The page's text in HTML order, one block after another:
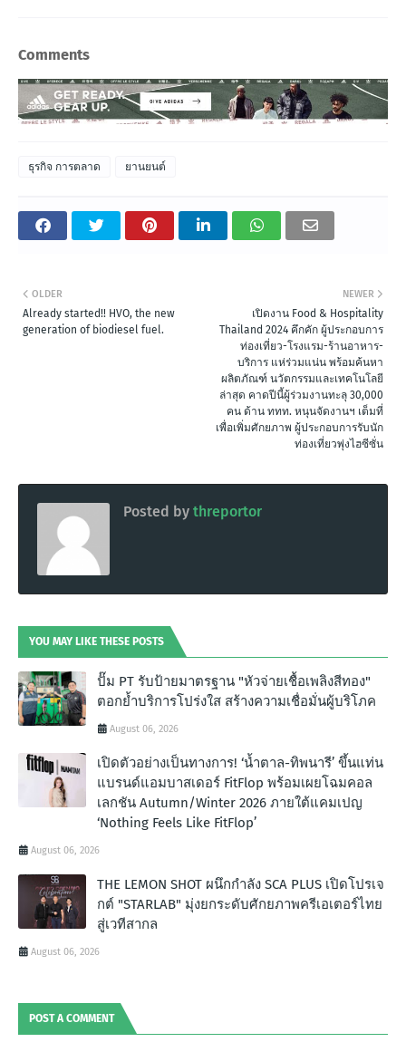
Comments
ธุรกิจ การตลาด ยานยนต์
NEWER
เปิดงาน Food & Hospitality
Thailand 2024 คึกคัก ผู้ประกอบการ
ท่องเที่ยว-โรงแรม-ร้านอาหาร-
บริการ แห่ร่วมแน่น พร้อมค้นหา
ผลิตภัณฑ์ นวัตกรรมและเทคโนโลยี
ล่าสุด คาดปีนี้ผู้ร่วมงานทะลุ 30,000
คน ด้าน ททท. หนุนจัดงานฯ เต็มที่
เพื่อเพิ่มศักยภาพ ผู้ประกอบการรับนัก
ท่องเที่ยวพุ่งไฮซีซั่น
OLDER
Already started!! HVO, the new
generation of biodiesel fuel.
Posted by threportor
YOU MAY LIKE THESE POSTS
ปั๊ม PT รับป้ายมาตรฐาน "หัวจ่ายเชื้อเพลิงสีทอง"
ตอกย้ำบริการโปร่งใส สร้างความเชื่อมั่นผู้บริโภค
August 06, 2026
เปิดตัวอย่างเป็นทางการ! ‘น้ำตาล-ทิพนารี’ ขึ้นแท่น
แบรนด์แอมบาสเดอร์ FitFlop พร้อมเผยโฉมคอล
เลกชัน Autumn/Winter 2026 ภายใต้แคมเปญ
‘Nothing Feels Like FitFlop’
August 06, 2026
THE LEMON SHOT ผนึกกำลัง SCA PLUS เปิดโปรเจ
กต์ "STARLAB" มุ่งยกระดับศักยภาพครีเอเตอร์ไทย
สู่เวทีสากล
August 06, 2026
POST A COMMENT